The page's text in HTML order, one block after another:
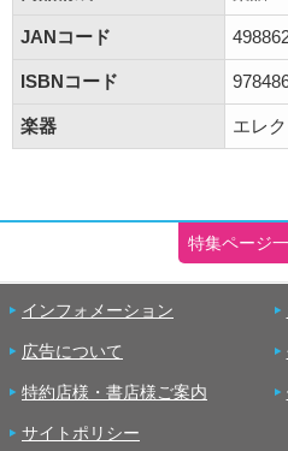
JANコード
ISBNコード
楽器 エレ
特集ページ
インフォメーション
広告について
特約店様・書店様ご案内
サイトポリシー